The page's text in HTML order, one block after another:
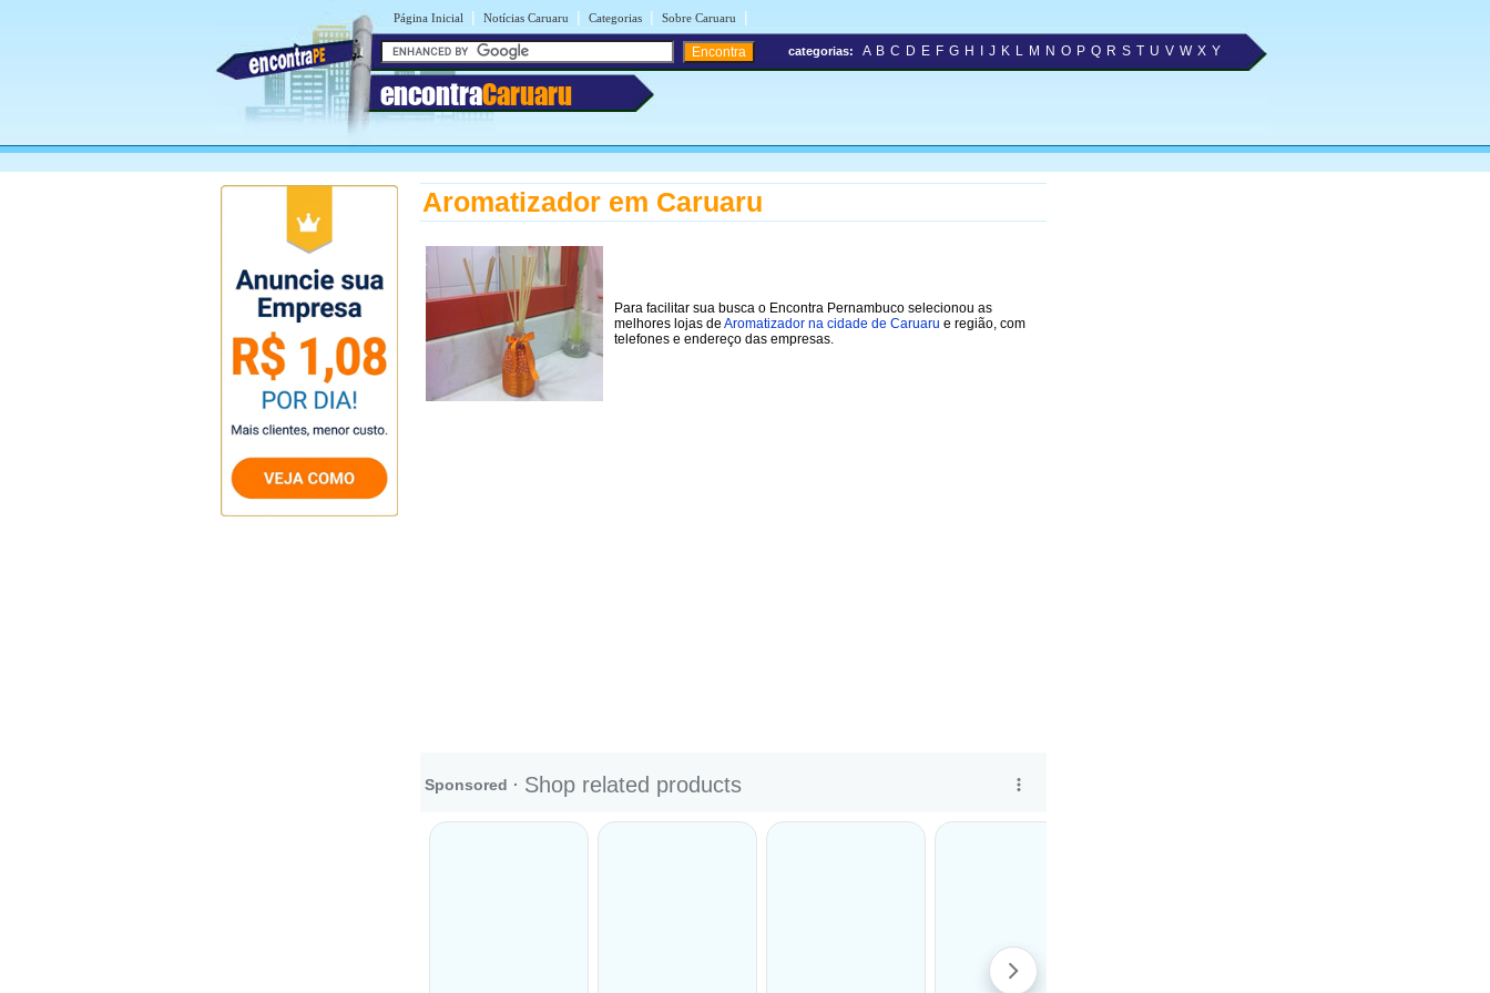
Página Inicial | Notícias Caruaru | Categorias | Sobre Caruaru |
encontraCaruaru
categorias: A B C D E F G H J K L M N O P Q R S T U V W X Y
Aromatizador em Caruaru
Para facilitar sua busca o Encontra Pernambuco selecionou as
melhores lojas de Aromatizador na cidade de Caruaru e região, com
telefones e endereço das empresas.